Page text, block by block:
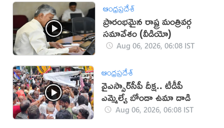
ఆంధ్రప్రదేశ్
ప్రారంభమైన రాష్ట్ర మంత్రివర్గ
సమావేశం (వీడియో)
Aug 06, 2026, 06:08 IST
ఆంధ్రప్రదేశ్
వైఎస్సార్‌సీపీ దీక్ష.. టీడీపీ
ఎమ్మెల్యే బోండా ఉమా దాడి
Aug 06, 2026, 06:08 IST